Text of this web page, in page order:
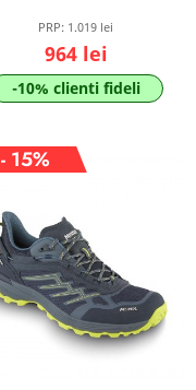
PRP: 1.019 lei
964 lei
-10% clienti fideli
- 15%